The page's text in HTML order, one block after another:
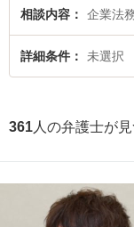
た個人事業主・フリーラ
人事業主・フリーランス
い』『初回相談無料で個
相談内容 企業法
詳細条件 未選択
361 人の弁護士が